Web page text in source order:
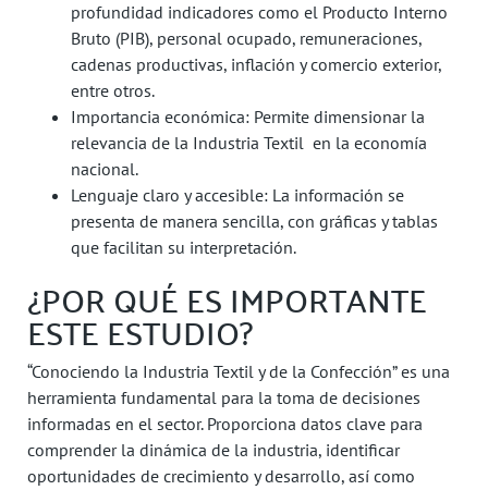
profundidad indicadores como el Producto Interno
Bruto (PIB), personal ocupado, remuneraciones,
cadenas productivas, inflación y comercio exterior,
entre otros.
Importancia económica: Permite dimensionar la
relevancia de la Industria Textil en la economía
nacional.
Lenguaje claro y accesible: La información se
presenta de manera sencilla, con gráficas y tablas
que facilitan su interpretación.
¿POR QUÉ ES IMPORTANTE
ESTE ESTUDIO?
“Conociendo la Industria Textil y de la Confección” es una
herramienta fundamental para la toma de decisiones
informadas en el sector. Proporciona datos clave para
comprender la dinámica de la industria, identificar
oportunidades de crecimiento y desarrollo, así como